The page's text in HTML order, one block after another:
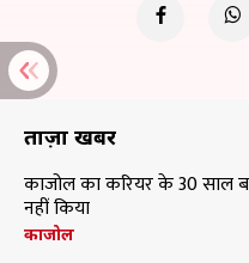
ताज़ा खबरें
काजोल का करियर के 30 साल
नहीं किया
काजोल